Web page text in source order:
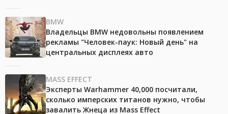
BMW
Владельцы BMW недовольны появлением
рекламы "Человек-паук: Новый день" на
центральных дисплеях авто
MASS EFFECT
Эксперты Warhammer 40,000 посчитали,
сколько имперских титанов нужно, чтобы
завалить Жнеца из Mass Effect